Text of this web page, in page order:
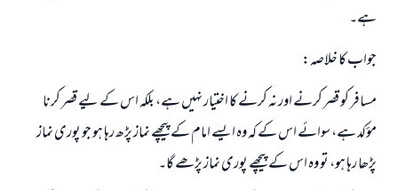
ہے۔
جواب کا خلاصہ:
مسافر کو قصر کرنے اور نہ کرنے کا اختیار نہیں ہے، بلکہ اس کے لیے قصر کرنا
مؤکد ہے، سوائے اس کے کہ وہ ایسے امام کے پیچھے نماز پڑھ رہا ہو جو پوری نماز
پڑھا رہا ہو، تو وہ اس کے پیچھے پوری نماز پڑھے گا۔